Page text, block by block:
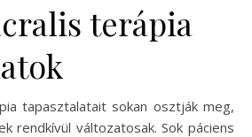
terápia
tapasztalatait sokan osztják meg,
rendkívül változatosak. Sok páciens